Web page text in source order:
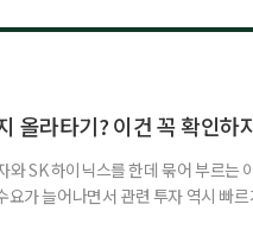
올라타기? 이건 꼭 확인하
SK 하이닉스를 한데 묶어 부르는
가 늘어나면서 관련 투자 역시 빠